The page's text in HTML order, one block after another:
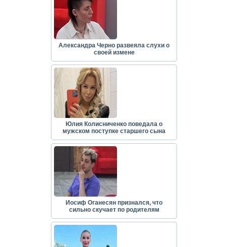
Александра Черно развеяла слухи о
своей измене
Юлия Колисниченко поведала о
мужском поступке старшего сына
Иосиф Оганесян признался, что
сильно скучает по родителям